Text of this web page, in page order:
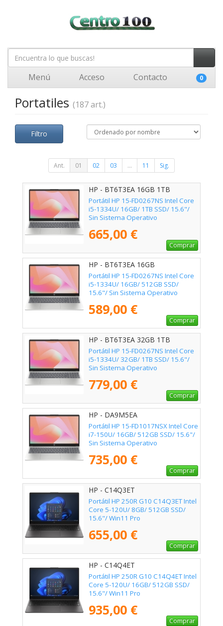
Menú Acceso Contacto 0
Portatiles (187 art.)
Filtro
Ant. 01 02 03 ... 11 Sig.
HP - BT6T3EA 16GB 1TB
Portátil HP 15-FD0267NS Intel Core
i5-1334U/ 16GB/ 1TB SSD/ 15.6"/
Sin Sistema Operativo
665,00 €
Comprar
HP - BT6T3EA 16GB
Portátil HP 15-FD0267NS Intel Core
i5-1334U/ 16GB/ 512GB SSD/
15.6"/ Sin Sistema Operativo
589,00 €
Comprar
HP - BT6T3EA 32GB 1TB
Portátil HP 15-FD0267NS Intel Core
i5-1334U/ 32GB/ 1TB SSD/ 15.6"/
Sin Sistema Operativo
779,00 €
Comprar
HP - DA9M5EA
Portátil HP 15-FD1017NSX Intel Core
i7-150U/ 16GB/ 512GB SSD/ 15.6"/
Sin Sistema Operativo
735,00 €
Comprar
HP - C14Q3ET
Portátil HP 250R G10 C14Q3ET Intel
Core 5-120U/ 8GB/ 512GB SSD/
15.6"/ Win11 Pro
655,00 €
Comprar
HP - C14Q4ET
Portátil HP 250R G10 C14Q4ET Intel
Core 5-120U/ 16GB/ 512GB SSD/
15.6"/ Win11 Pro
935,00 €
Comprar